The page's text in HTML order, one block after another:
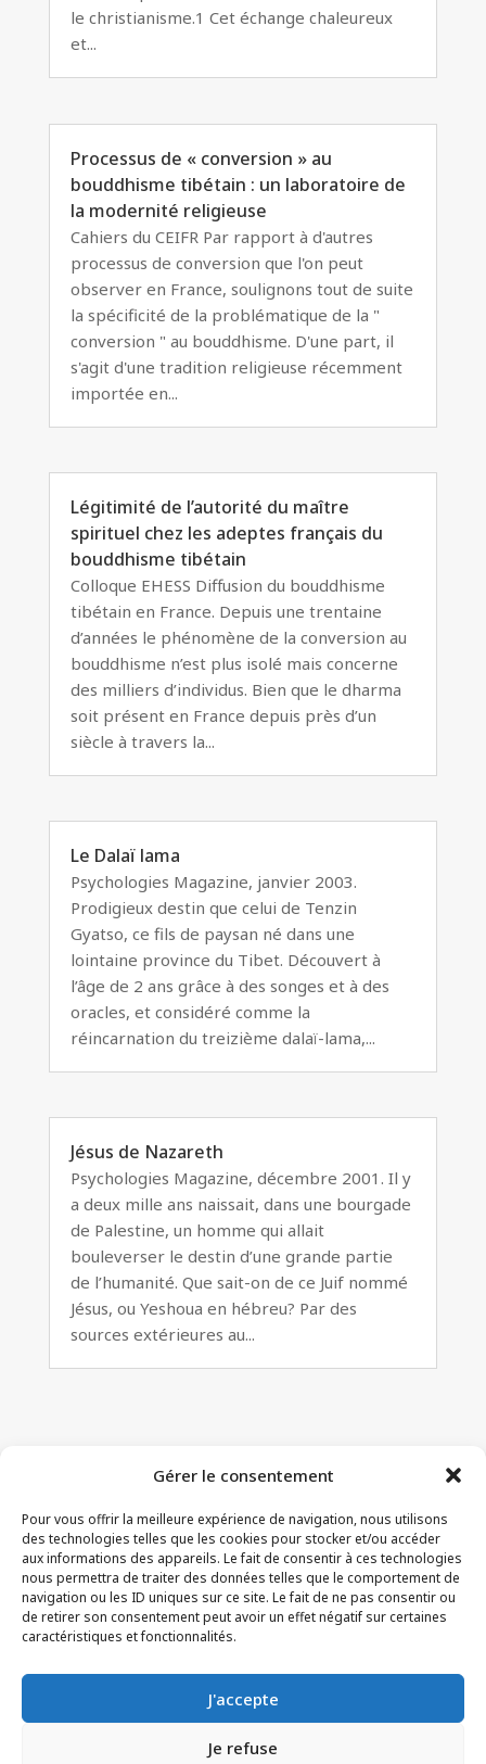
Gérer le consentement
Pour vous offrir la meilleure expérience de navigation, nous utilisons
des technologies telles que les cookies pour stocker et/ou accéder
aux informations des appareils. Le fait de consentir à ces technologies
nous permettra de traiter des données telles que le comportement de
navigation ou les ID uniques sur ce site. Le fait de ne pas consentir ou
de retirer son consentement peut avoir un effet négatif sur certaines
caractéristiques et fonctionnalités.
J'accepte
Je refuse
le christianisme.1 Cet échange chaleureux
et...
Processus de « conversion » au
bouddhisme tibétain : un laboratoire de
la modernité religieuse
Cahiers du CEIFR Par rapport à d'autres
processus de conversion que l'on peut
observer en France, soulignons tout de suite
la spécificité de la problématique de la "
conversion " au bouddhisme. D'une part, il
s'agit d'une tradition religieuse récemment
importée en...
Légitimité de l’autorité du maître
spirituel chez les adeptes français du
bouddhisme tibétain
Colloque EHESS Diffusion du bouddhisme
tibétain en France. Depuis une trentaine
d’années le phénomène de la conversion au
bouddhisme n’est plus isolé mais concerne
des milliers d’individus. Bien que le dharma
soit présent en France depuis près d’un
siècle à travers la...
Le Dalaï lama
Psychologies Magazine, janvier 2003.
Prodigieux destin que celui de Tenzin
Gyatso, ce fils de paysan né dans une
lointaine province du Tibet. Découvert à
l’âge de 2 ans grâce à des songes et à des
oracles, et considéré comme la
réincarnation du treizième dalaï-lama,...
Jésus de Nazareth
Psychologies Magazine, décembre 2001. Il y
a deux mille ans naissait, dans une bourgade
de Palestine, un homme qui allait
bouleverser le destin d’une grande partie
de l’humanité. Que sait-on de ce Juif nommé
Jésus, ou Yeshoua en hébreu? Par des
sources extérieures au...
CONTACT–MENTIONS LÉGALES